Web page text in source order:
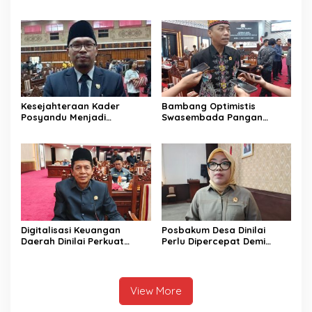
Pedesaan
Kesejahteraan Kader
Posyandu Menjadi
Bambang Optimistis
Swasembada Pangan
Digitalisasi Keuangan
Daerah Dinilai Perkuat
Posbakum Desa Dinilai
Perlu Dipercepat Demi
View More